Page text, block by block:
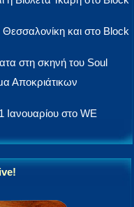
και στο Block
στη σκηνή του Soul
Αποκριάτικων
στο WE